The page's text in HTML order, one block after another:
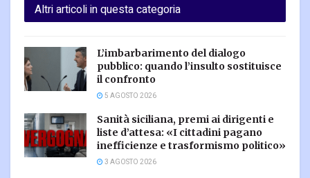
Altri articoli in questa categoria
L’imbarbarimento del dialogo
pubblico: quando l’insulto sostituisce
il confronto
5 AGOSTO 2026
Sanità siciliana, premi ai dirigenti e
liste d’attesa: «I cittadini pagano
inefficienze e trasformismo politico»
3 AGOSTO 2026